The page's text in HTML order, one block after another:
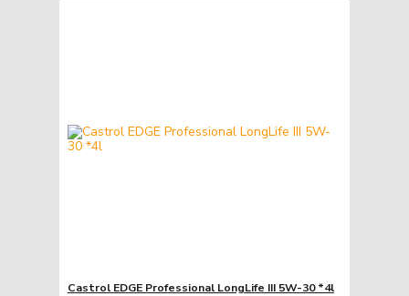
Castrol EDGE Professional LongLife III 5W-30 *4l